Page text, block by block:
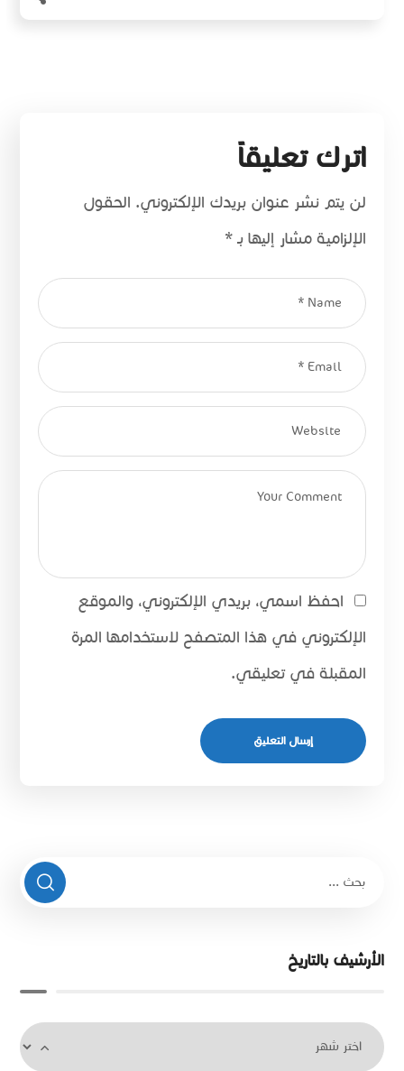
اترك تعليقاً
لن يتم نشر عنوان بريدك الإلكتروني. الحقول
الإلزامية مشار إليها بـ*
احفظ اسمي، بريدي الإلكتروني، والموقع
الإلكتروني في هذا المتصفح لاستخدامها المرة
المقبلة في تعليقي.
الأرشيف بالتاريخ